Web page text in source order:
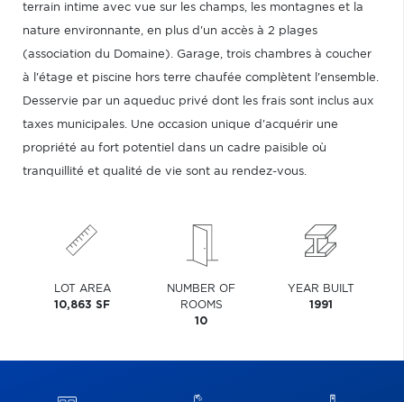
terrain intime avec vue sur les champs, les montagnes et la
nature environnante, en plus d'un accès à 2 plages
(association du Domaine). Garage, trois chambres à coucher
à l'étage et piscine hors terre chaufée complètent l'ensemble.
Desservie par un aqueduc privé dont les frais sont inclus aux
taxes municipales. Une occasion unique d'acquérir une
propriété au fort potentiel dans un cadre paisible où
tranquillité et qualité de vie sont au rendez-vous.
LOT AREA
10,863 SF
NUMBER OF
ROOMS
10
YEAR BUILT
1991